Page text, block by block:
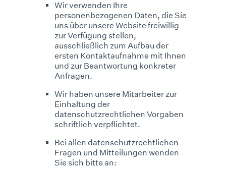
Wir verwenden Ihre
personenbezogenen Daten, die Sie
uns über unsere Website freiwillig
zur Verfügung stellen,
ausschließlich zum Aufbau der
ersten Kontaktaufnahme mit Ihnen
und zur Beantwortung konkreter
Anfragen.
Wir haben unsere Mitarbeiter zur
Einhaltung der
datenschutzrechtlichen Vorgaben
schriftlich verpflichtet.
Bei allen datenschutzrechtlichen
Fragen und Mitteilungen wenden
Sie sich bitte an: